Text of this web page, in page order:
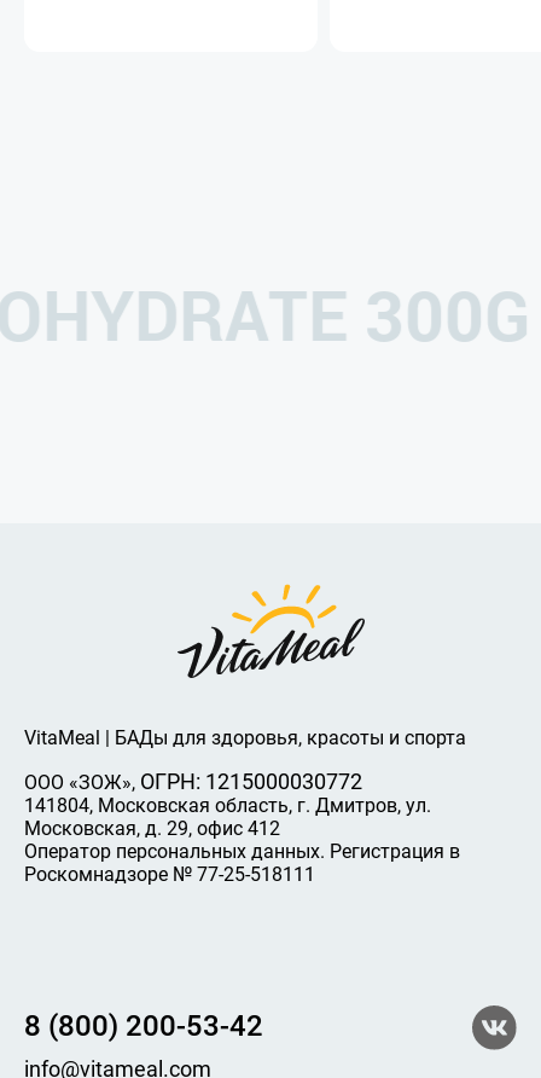
VitaMeal | БАДы для здоровья, красоты и спорта
ООО «ЗОЖ», ОГРН: 1215000030772
141804, Московская область, г. Дмитров, ул.
Московская, д. 29, офис 412
Оператор персональных данных. Регистрация в
Роскомнадзоре № 77-25-518111
8 (800) 200-53-42
info@vitameal.com